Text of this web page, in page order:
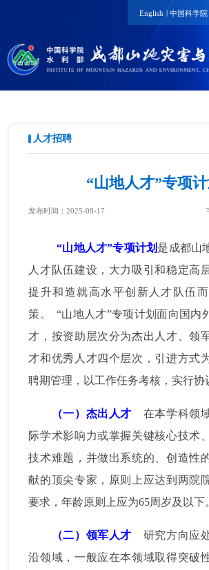
English | 中国科学院
人才招聘
“山地人才”专项计
发布时间：2025-08-17
“山地人才”专项计划 是成都山
人才队伍建设，大力吸引和稳定高
提升和造就高水平创新人才队伍
策。
“山地人才”专项计划面向国内
才，按资助层次分为杰出人才、领
才和优秀人才四个层次，引进方式
聘期管理，以工作任务考核，实行协
（一）杰出人才
在本学科领
际学术影响力或掌握关键核心技术
技术难题，并做出系统的、创造性
献的顶尖专家，原则上应达到两院
要求，年龄原则上应为65周岁及以下
（二）领军人才
研究方向应
沿领域，一般应在本领域取得突破